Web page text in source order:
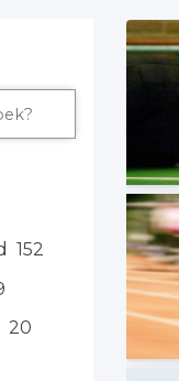
152
20